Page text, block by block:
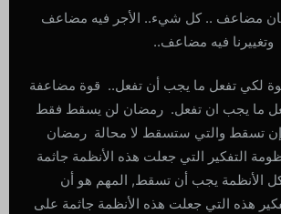
مضاعف .. كل شيء.. الأجر فيه مضاعف
وتغييرنا فيه مضاعف..
لكي تفعل ما يجب أن تفعل.. قوة مضاعفة
ما يجب ان تفعل. رمضان لن يسقط فقط
إن تسقط والتي ستسقط لا محالة رمضان
التفكير التي جعلت هذه الأنظمة جاثمة
الأنظمة يجب أن تسقط, المهم هو أن
هذه التي جعلت هذه الأنظمة جاثمة على